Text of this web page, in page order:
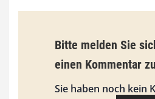
€
i
s
9
Bitte melden Sie
einen Kommentar
Sie haben noch kein